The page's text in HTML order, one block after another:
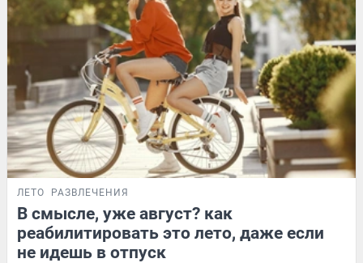
ЛЕТО РАЗВЛЕЧЕНИЯ
В смысле, уже август? как
реабилитировать это лето, даже если
не идешь в отпуск